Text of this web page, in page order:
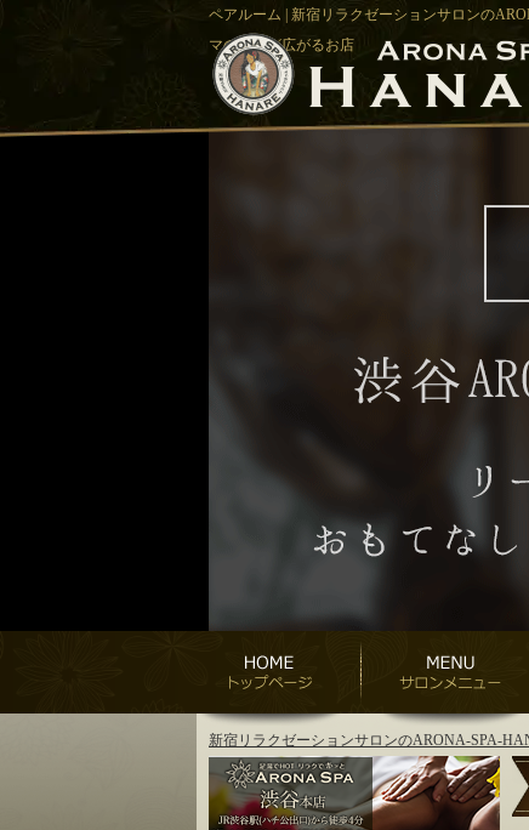
ペアルーム | 新宿リラクゼーションサロンの
マの香りが広がるお店
新宿リラクゼーションサロンのARONA-SPA-